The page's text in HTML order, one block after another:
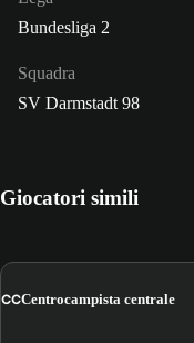
Bundesliga 2
Squadra
SV Darmstadt 98
Giocatori simili
CCCentrocampista centrale